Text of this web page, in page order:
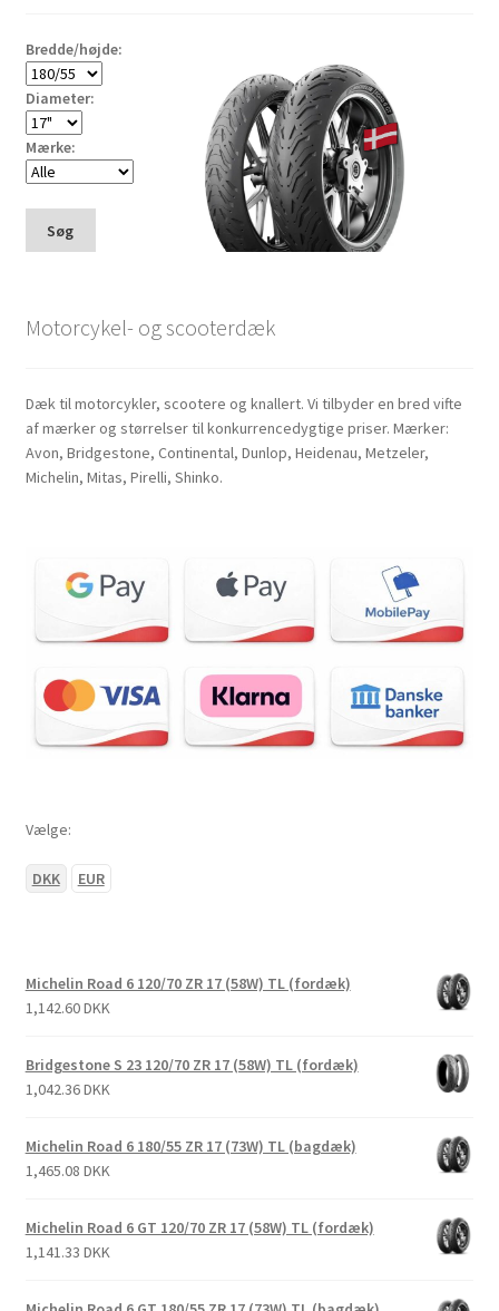
Bredde/højde:
Diameter:
Mærke:
Søg
Motorcykel- og scooterdæk
Dæk til motorcykler, scootere og knallert. Vi tilbyder en bred vifte
af mærker og størrelser til konkurrencedygtige priser. Mærker:
Avon, Bridgestone, Continental, Dunlop, Heidenau, Metzeler,
Michelin, Mitas, Pirelli, Shinko.
Vælge:
DKK EUR
Michelin Road 6 120/70 ZR 17 (58W) TL (fordæk)
1,142.60 DKK
Bridgestone S 23 120/70 ZR 17 (58W) TL (fordæk)
1,042.36 DKK
Michelin Road 6 180/55 ZR 17 (73W) TL (bagdæk)
1,465.08 DKK
Michelin Road 6 GT 120/70 ZR 17 (58W) TL (fordæk)
1,141.33 DKK